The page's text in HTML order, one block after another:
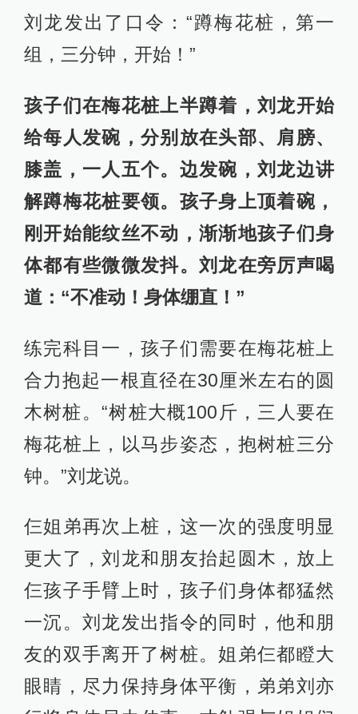
刘龙发出了口令：“蹲梅花桩，第一
组，三分钟，开始！”
孩子们在梅花桩上半蹲着，刘龙开始
给每人发碗，分别放在头部、肩膀、
膝盖，一人五个。边发碗，刘龙边讲
解蹲梅花桩要领。孩子身上顶着碗，
刚开始能纹丝不动，渐渐地孩子们身
体都有些微微发抖。刘龙在旁厉声喝
道：“不准动！身体绷直！”
练完科目一，孩子们需要在梅花桩上
合力抱起一根直径在30厘米左右的圆
木树桩。“树桩大概100斤，三人要在
梅花桩上，以马步姿态，抱树桩三分
钟。”刘龙说。
仨姐弟再次上桩，这一次的强度明显
更大了，刘龙和朋友抬起圆木，放上
仨孩子手臂上时，孩子们身体都猛然
一沉。刘龙发出指令的同时，他和朋
友的双手离开了树桩。姐弟仨都瞪大
眼睛，尽力保持身体平衡，弟弟刘亦